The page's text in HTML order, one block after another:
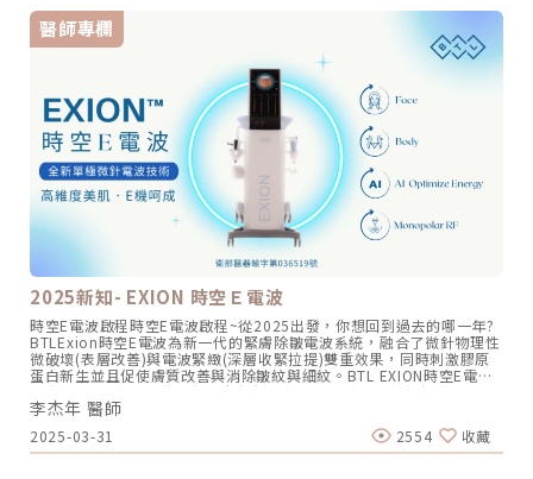
現代生活忙碌的你，想要在不影響日常工作的情況下，快速提升肌膚狀
態，電波拉皮就是你的救星。不僅如此，能持續刺激膠原蛋白再生，讓
肌膚在療程後也能持續變好，效果更持久。不論是為了重要的場合做準
備，還是想要日常保養提升氣色，電波拉皮都能滿足你的需求。京硯皮
膚科秉持著以專業醫療團隊、現代化設施和舒適環境，致力於提供專業
及完善的皮膚健康與醫學美容解決方案。並且為每位顧客量身打造治療
計劃，無論面臨任何皮膚問題或美容需求，京硯皮膚科都能成為您追求
健康與美麗的最佳夥伴！❤️ 想了解更多關於京硯皮膚科❤️☎️02-
25031076⭕️台北市中山區長春路210號⭕️ 京硯皮膚科官方網站
⭕️Instagram⭕️ Facebook⭕️ Line@官方帳號
入物和超過10年的臨床數據，賦予珍珠波更高安全性。100%填充率防
止水波紋，柔軟流動性來自內層有機矽聚合物的優越比例和交聯密度，
使手術更易直入且切口更小。JOY Ergonomix2 魔滴2.0醫療大廠
Establishment Labs旗下推出的Motiva Ergonomix2 「JOY」隆乳假
體，2023年正式通過台灣TFDA認證。擬真、穩定、安全、美觀的創新
設計，將隆乳提升至更高境界。極真實感的MOTIVA
SUPERSILICONES®材質、高度流動性的4D流體凝膠技術、
BLUSEAL+®外膜覆蓋技術，為隆乳假體重新定義美的標準。 （圖／
BTL 台灣比特樂 官網）大事記3：微針電波新時代來臨！EXION時空E
電波領先潮流微針電波的推出引起許多愛美民眾的廣泛討論，由
POTENZA無限電波、MORPHEUS8墨菲斯微針電波和SYLFIRM矽谷電
波等開啟潮流先驅，後續更有新勢力加入，其中包括BTL的EXION時空
E電波、Profound Matrix美萃電波、Shenb神筆微針電波等。BTL的
「EXION時空E電波」在這場競爭中脫穎而出。值得期待的是，這台儀
器目前在台灣雖然僅有Fractional RF微針探頭，但隨著適應證申請通
過，未來有機會結合單極電波（與鳳凰電波相同技術）和HIFU聚焦式超
音波（與海芙音波相同技術），同時擁有臉部、身體雙探頭，以及
EMFEMME 360女性私密處專用探頭，是一台頗令人期待的全方位機
種。大事記4：再生醫學越發成熟，探索細胞修復療程新里程碑！提到
細胞修復，絕不能錯過的是醫美科技新突破「INDIBA 英特波」！
「INDIBA 英特波」是一種單極電波系統，使用非侵入性頻率 (RF)，通
過電極以448kHz的電波頻率傳送到身體。廣泛運用於醫學美容、運動
醫學、復健、物理治療等領域，獲得卓越的效果。由於療程過程溫熱舒
適、無痛感，是世界各地明星、貴婦以及運動員們極力推崇的保養新寵
兒！除了「INDIBA 英特波」外，與再生醫學相關的療程有「PLT生長因
子凍晶」和「ILIB靜脈雷射」在2023年仍持續受到關注。「外泌體」的
橫空出世也造成了許多的討論話題，礙於目前法規尚未針對這個部分給
皮膚表面釋放出電波，改善多種皮膚問題。與傳統電波拉皮不同，微針
電波能夠直接將能量傳遞到真皮層、筋膜層直達皮下脂肪層，能夠達到
深層的改善效果，對於改善皺紋、細紋、毛孔粗大、痘疤等問題，效果
顯著。主要針對真皮層深度約0.5-8mm處，尤其適合有皺紋、痘疤和膚
質問題的人群。根據時空Ｅ電波的原廠講師李杰年醫師的實際操作經
驗，治療深度達8mm時能深入到脂肪層，不僅對較豐滿的臉部有更好
的緊緻效果，還能改善妊娠紋、肥胖紋等身體紋路問題。此外，微針電
波還能提拉和塑造臉部輪廓，改善頸紋及其他身體紋路。療程中，微針
釋放的熱能有助於止血，縮短恢復期，讓皮膚更快達到緊緻、提升和抗
皺的效果。微針電波的效果？ 縮小毛孔和淡化痘疤微針電波能深入皮膚
深層，刺激膠原蛋白和彈力蛋白的再生，進而縮小毛孔和淡化痘疤，讓
皮膚變得光滑細緻。 減少皺紋透過微針將能量傳遞到皮膚深層，刺激膠
原蛋白新生，使皮膚更加緊緻飽滿，減少皺紋的出現。多次療程後，皺
紋會逐漸減少，皮膚恢復年輕光彩。 改善皮膚鬆弛微針電波透過熱能刺
激膠原蛋白和彈力蛋白的增生，有效改善皮膚鬆弛問題，讓肌膚更加緊
實。 改善頸紋微針電波能針對頸部肌膚進行治療，促進真皮層和基底膜
的改善，刺激膠原蛋白再生，有效緊緻頸部肌膚，改善頸紋。 深度收緊
SMAS層微針電波的微針能夠精準地進入皮膚深層，而電波能夠在皮膚
內部產生熱能，並刺激SMAS層，促進膠原蛋白的再生和重組，達到緊
緻拉提的作用。 擊退局部脂肪微針電波不僅可以解決臉部問題，還可以
減脂。利用電波把脂肪細胞加熱，然後分解掉，讓身體代謝並排出。也
能促進血液循環，加快新陳代謝，減少局部脂肪的囤積。微針電波的費
用與收費標準微針電波的價格會因使用的儀器和醫師技術而異。選擇正
規診所和經驗豐富的醫師非常重要，因為不當的操作可能會影響治療效
果甚至導致皮膚損傷。雖然有些診所提供較低的價格，但可能使用非原
廠儀器或技術不熟練的醫師，最終效果可能不如預期。微針電波機型評
比市面上的微針電波機型眾多，每台儀器都有特點。重要的是選擇適合
醫師專欄
2025新知- EXION 時空Ｅ電波
時空E電波啟程時空E電波啟程~從2025出發，你想回到過去的哪一年?
BTLExion時空E電波為新一代的緊膚除皺電波系統，融合了微針物理性
微破壞(表層改善)與電波緊緻(深層收緊拉提)雙重效果，同時刺激膠原
蛋白新生並且促使膚質改善與消除皺紋與細紋。BTL EXION時空E電波
具有美國FDA與台灣衛生福利部認證，核可適應症為皺紋與細紋，因此
非常適合想要改善膚質與緊膚除皺的族群。除了消除皺紋之外，杰膚美
李院長更獨創提出「Soft Lift 8多層次治療技術」兼顧舒適的同時，卻
超越其他微針電波，甚至對收緊筋膜、改善肉肉臉的效果更勝鳳凰。時
空E電波為什麼能做到？原理有什麼特別之處?本文深入為你介紹。單極
李杰年 醫師
2025-03-31 2554 收藏